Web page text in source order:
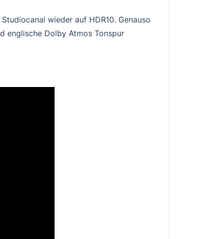
wieder auf HDR10. Genauso
englische Dolby Atmos Tonspur